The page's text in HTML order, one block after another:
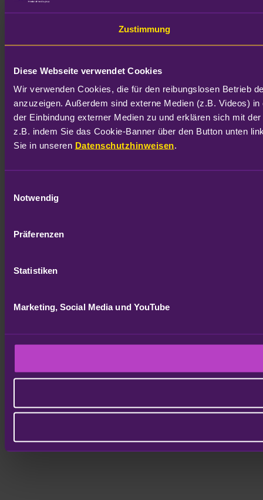
Zustimmung
Diese Webseite verwendet Cookies
Wir verwenden Cookies, die für den reibungslosen Betrieb
anzuzeigen. Außerdem sind externe Medien (z.B. Videos)
der Einbindung externer Medien zu und erklären sich mit
z.B. indem Sie das Cookie-Banner über den Button unten
Sie in unseren Datenschutzhinweisen.
Notwendig
Präferenzen
Statistiken
Marketing, Social Media und YouTube